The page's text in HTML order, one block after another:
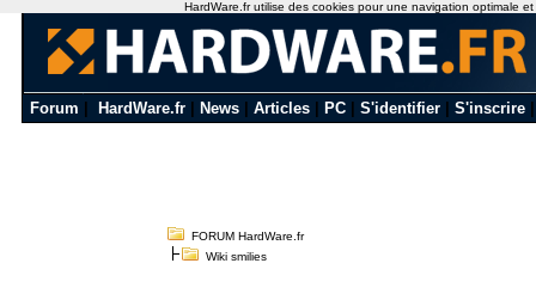
Forum HardWare.fr News Articles PC S'identifier S'inscrire
FORUM HardWare.fr
Wiki smilies
HardWare.fr utilise des cookies pour une navigation optimale